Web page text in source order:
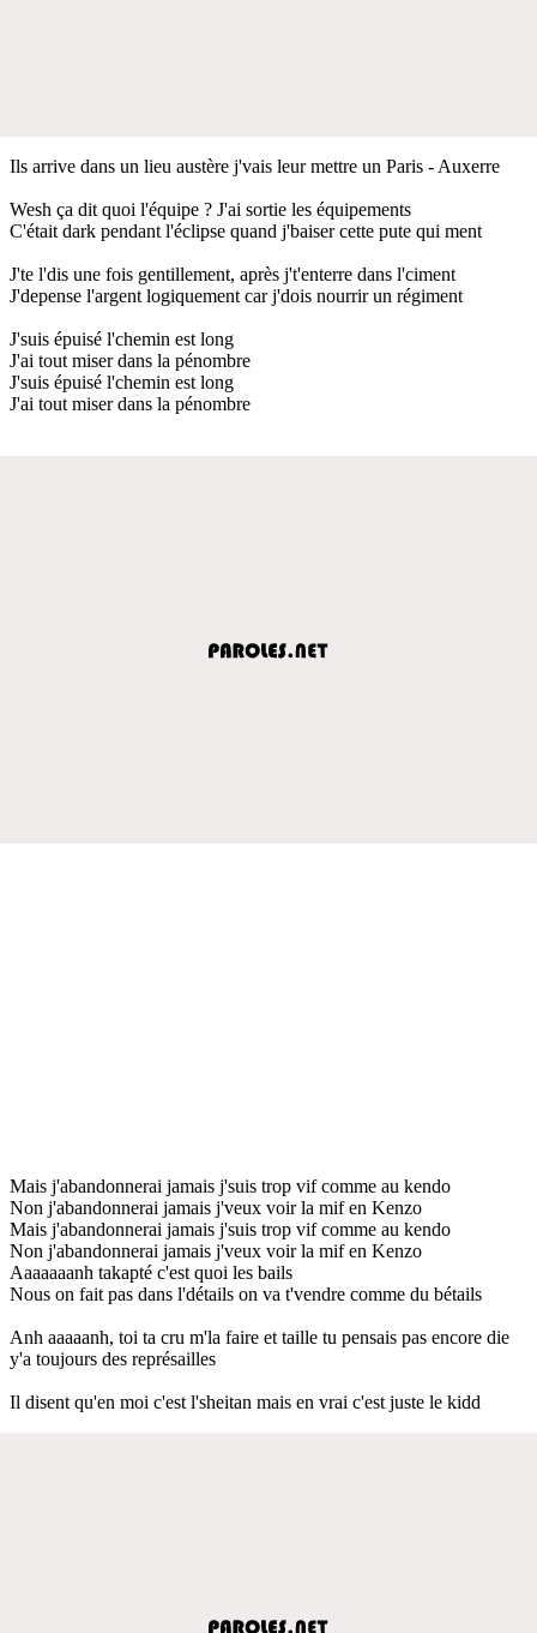
Ils arrive dans un lieu austère j'vais leur mettre un Paris - Auxerre
Wesh ça dit quoi l'équipe ? J'ai sortie les équipements
C'était dark pendant l'éclipse quand j'baiser cette pute qui ment
J'te l'dis une fois gentillement, après j't'enterre dans l'ciment
J'depense l'argent logiquement car j'dois nourrir un régiment
J'suis épuisé l'chemin est long
J'ai tout miser dans la pénombre
J'suis épuisé l'chemin est long
J'ai tout miser dans la pénombre
Mais j'abandonnerai jamais j'suis trop vif comme au kendo
Non j'abandonnerai jamais j'veux voir la mif en Kenzo
Mais j'abandonnerai jamais j'suis trop vif comme au kendo
Non j'abandonnerai jamais j'veux voir la mif en Kenzo
Aaaaaaanh takapté c'est quoi les bails
Nous on fait pas dans l'détails on va t'vendre comme du bétails
Anh aaaaanh, toi ta cru m'la faire et taille tu pensais pas encore die
y'a toujours des représailles
Il disent qu'en moi c'est l'sheitan mais en vrai c'est juste le kidd